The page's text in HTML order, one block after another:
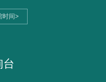
时间>
台